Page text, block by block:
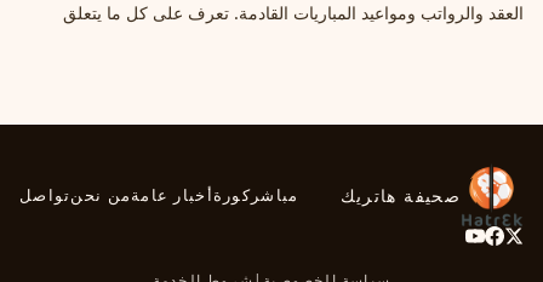
العقد والرواتب ومواعيد المباريات القادمة. تعرف على كل ما يتعلق
صحيفة هاتريك مباشر كورةأخبار عامةمن نحنتواصل